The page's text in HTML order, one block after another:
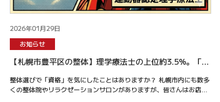
2026年01月29日
お知らせ
【札幌市豊平区の整体】理学療法士の上位約3.5%。「運
動器認定理学療法士」は何が違うのか？
整体選びで「資格」を気にしたことはありますか？ 札幌市内にも数多
くの整体院やリラクゼーションサロンがありますが、皆さんはお店を